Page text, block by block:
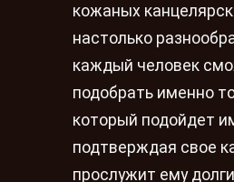
кожаных
настолько
каждый человек
подобрать именно
который подойдет
подтверждая свое
прослужит ему